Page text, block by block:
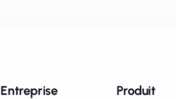
Entreprise Produit